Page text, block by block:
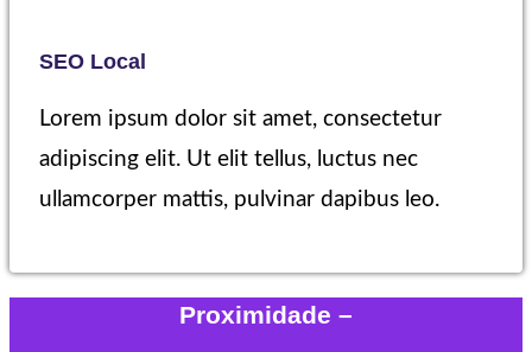
SEO Local
Lorem ipsum dolor sit amet, consectetur
adipiscing elit. Ut elit tellus, luctus nec
ullamcorper mattis, pulvinar dapibus leo.
Proximidade –